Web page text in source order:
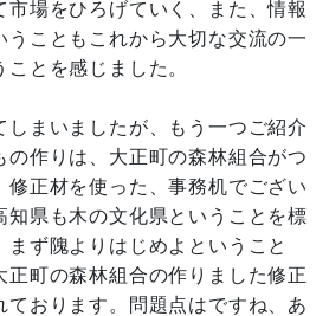
市場をひろげていく、また、情報
うこともこれから大切な交流の一
とを感じました。
まいましたが、もう一つご紹介
の作りは、大正町の森林組合がつ
修正材を使った、事務机でござい
知県も木の文化県ということを標
ず隗よりはじめよということ
正町の森林組合の作りました修正
ております。問題点はですね、あ